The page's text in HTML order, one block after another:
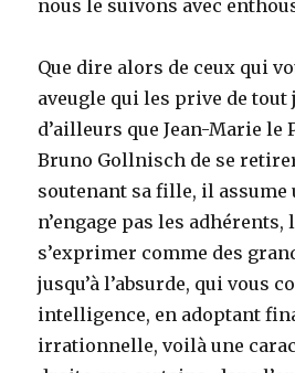
nous le suivons avec
Que dire alors de ceux qui
aveugle qui les prive de tout
d’ailleurs que Jean-Marie le
Bruno Gollnisch de se
soutenant sa fille, il
n’engage pas les
s’exprimer comme des
jusqu’à l’absurde, qui vous
intelligence, en adoptant
irrationnelle, voilà une